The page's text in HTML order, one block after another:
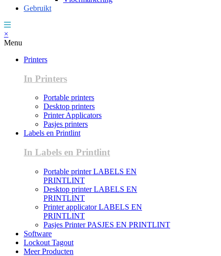
Gebruikt
×
Menu
Printers
In Printers
Portable printers
Desktop printers
Printer Applicators
Pasjes printers
Labels en Printlint
In Labels en Printlint
Portable printer LABELS EN
PRINTLINT
Desktop printer LABELS EN
PRINTLINT
Printer applicator LABELS EN
PRINTLINT
Pasjes Printer PASJES EN PRINTLINT
Software
Lockout Tagout
Meer Producten